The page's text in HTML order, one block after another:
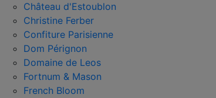
Château d'Estoublon
Christine Ferber
Confiture Parisienne
Dom Pérignon
Domaine de Leos
Fortnum & Mason
French Bloom